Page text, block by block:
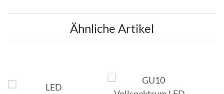
Ähnliche Artikel